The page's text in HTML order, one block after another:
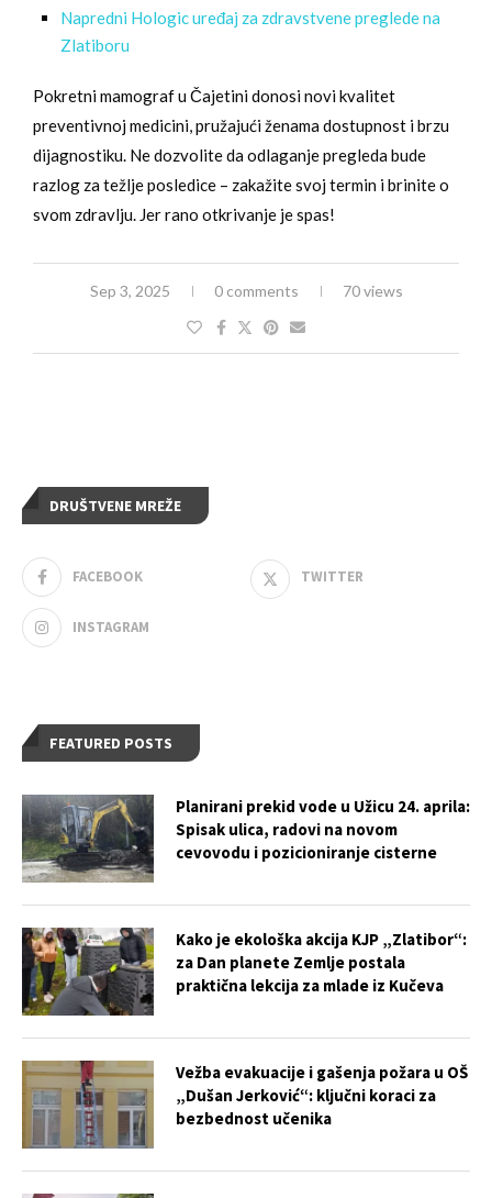
Napredni Hologic uređaj za zdravstvene preglede na
Zlatiboru
Pokretni mamograf u Čajetini donosi novi kvalitet
preventivnoj medicini, pružajući ženama dostupnost i brzu
dijagnostiku. Ne dozvolite da odlaganje pregleda bude
razlog za težlje posledice – zakažite svoj termin i brinite o
svom zdravlju. Jer rano otkrivanje je spas!
Sep 3, 2025 0 comments 70 views
DRUŠTVENE MREŽE
FACEBOOK TWITTER
INSTAGRAM
FEATURED POSTS
Planirani prekid vode u Užicu 24. aprila:
Spisak ulica, radovi na novom
cevovodu i pozicioniranje cisterne
Kako je ekološka akcija KJP „Zlatibor“:
za Dan planete Zemlje postala
praktična lekcija za mlade iz Kučeva
Vežba evakuacije i gašenja požara u OŠ
„Dušan Jerković“: ključni koraci za
bezbednost učenika